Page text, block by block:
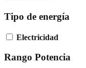
Tipo de energía
Electricidad
Rango Potencia